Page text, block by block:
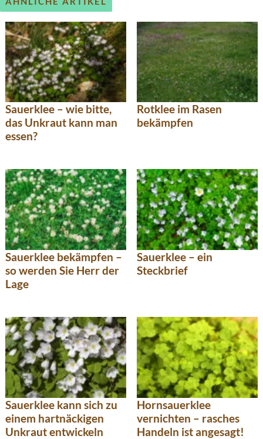
Sauerklee – wie bitte,
das Unkraut kann man
essen?
Rotklee im Rasen
bekämpfen
Sauerklee bekämpfen –
so werden Sie Herr der
Lage
Sauerklee – ein
Steckbrief
Sauerklee kann sich zu
einem hartnäckigen
Unkraut entwickeln
Hornsauerklee
vernichten – rasches
Handeln ist angesagt!